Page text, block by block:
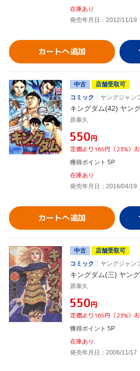
在庫あり
発売年月日：2012/11/19
カートへ追加
中古
店舗受取可
コミック
ヤングジャン
キングダム(42) ヤン
原泰久
¥550円
定価より165円（23%）
獲得ポイント 5P
在庫あり
発売年月日：2016/04/19
カートへ追加
中古
店舗受取可
コミック
ヤングジャン
キングダム(三) ヤン
原泰久
¥550円
定価より165円（23%）
獲得ポイント 5P
在庫あり
発売年月日：2006/11/17